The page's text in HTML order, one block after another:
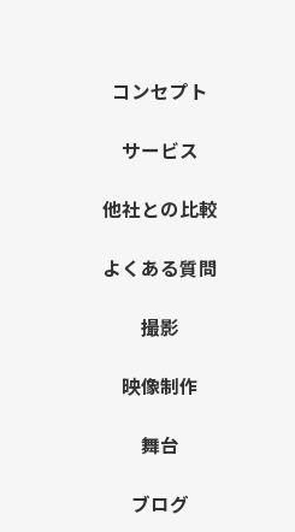
コンセプト
サービス
他社との比較
よくある質問
撮影
映像制作
舞台
ブログ